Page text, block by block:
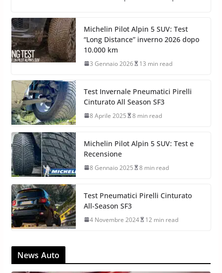
Michelin Pilot Alpin 5 SUV: Test
“Long Distance” inverno 2026 dopo
10.000 km
3 Gennaio 2026 13 min read
Test Invernale Pneumatici Pirelli
Cinturato All Season SF3
8 Aprile 2025 8 min read
Michelin Pilot Alpin 5 SUV: Test e
Recensione
8 Gennaio 2025 8 min read
Test Pneumatici Pirelli Cinturato
All-Season SF3
4 Novembre 2024 12 min read
News Auto